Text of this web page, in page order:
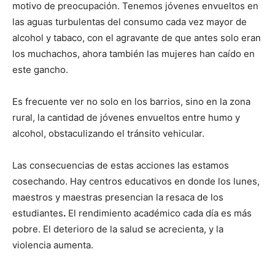
motivo de preocupación. Tenemos jóvenes envueltos en
las aguas turbulentas del consumo cada vez mayor de
alcohol y tabaco, con el agravante de que antes solo eran
los muchachos, ahora también las mujeres han caído en
este gancho.
Es frecuente ver no solo en los barrios, sino en la zona
rural, la cantidad de jóvenes envueltos entre humo y
alcohol, obstaculizando el tránsito vehicular.
Las consecuencias de estas acciones las estamos
cosechando. Hay centros educativos en donde los lunes,
maestros y maestras presencian la resaca de los
estudiantes. El rendimiento académico cada día es más
pobre. El deterioro de la salud se acrecienta, y la
violencia aumenta.